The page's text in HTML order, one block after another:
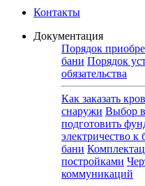
Контакты
Документация
Порядок
бани Порядок
обязательства
Как заказать
снаружи Выбор
подготовить
электричество к
бани
постройками
коммуникаций